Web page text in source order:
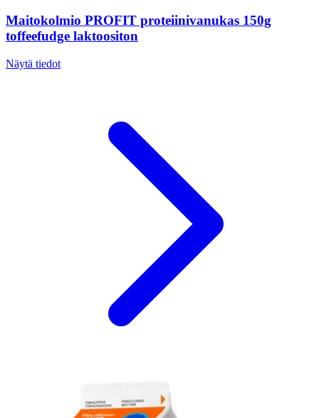
Maitokolmio PROFIT proteiinivanukas 150g
toffeefudge laktoositon
Näytä tiedot